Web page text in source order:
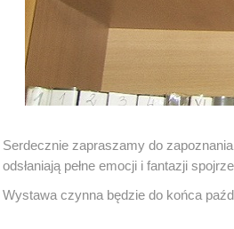
Serdecznie zapraszamy do
odsłaniają pełne emocji i fantazji
Wystawa czynna będzie do końca